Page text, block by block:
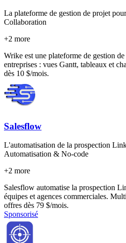
La plateforme de gestion de projet
Collaboration
+2 more
Wrike est une plateforme de gestion
entreprises : vues Gantt, tableaux et
dès 10 $/mois.
Salesflow
L'automatisation de la prospection
Automatisation & No-code
+2 more
Salesflow automatise la prospection
équipes et agences commerciales.
offres dès 79 $/mois.
Sponsorisé